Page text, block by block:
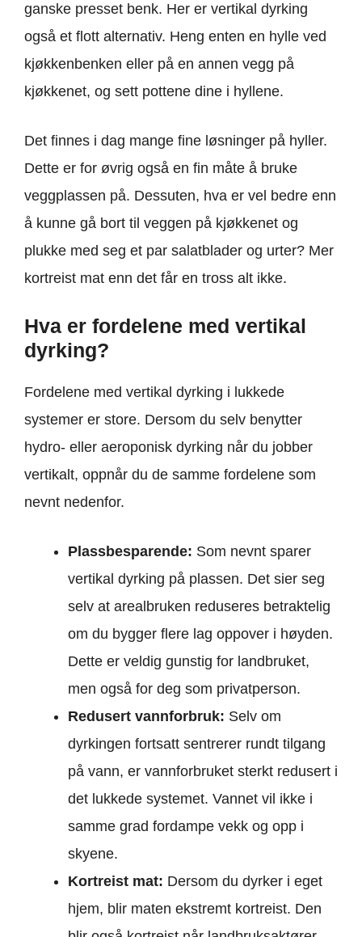
ganske presset benk. Her er vertikal dyrking
også et flott alternativ. Heng enten en hylle ved
kjøkkenbenken eller på en annen vegg på
kjøkkenet, og sett pottene dine i hyllene.
Det finnes i dag mange fine løsninger på hyller.
Dette er for øvrig også en fin måte å bruke
veggplassen på. Dessuten, hva er vel bedre enn
å kunne gå bort til veggen på kjøkkenet og
plukke med seg et par salatblader og urter? Mer
kortreist mat enn det får en tross alt ikke.
Hva er fordelene med vertikal
dyrking?
Fordelene med vertikal dyrking i lukkede
systemer er store. Dersom du selv benytter
hydro- eller aeroponisk dyrking når du jobber
vertikalt, oppnår du de samme fordelene som
nevnt nedenfor.
Plassbesparende: Som nevnt sparer
vertikal dyrking på plassen. Det sier seg
selv at arealbruken reduseres betraktelig
om du bygger flere lag oppover i høyden.
Dette er veldig gunstig for landbruket,
men også for deg som privatperson.
Redusert vannforbruk: Selv om
dyrkingen fortsatt sentrerer rundt tilgang
på vann, er vannforbruket sterkt redusert i
det lukkede systemet. Vannet vil ikke i
samme grad fordampe vekk og opp i
skyene.
Kortreist mat: Dersom du dyrker i eget
hjem, blir maten ekstremt kortreist. Den